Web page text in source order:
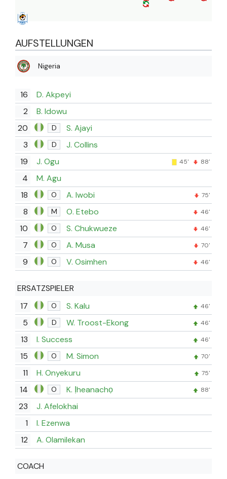
AUFSTELLUNGEN
Nigeria
16
D. Akpeyi
2
B. Idowu
20
D
S. Ajayi
3
D
J. Collins
19
J. Ogu 45' 88'
4
M. Agu
18
O A. Iwobi 75'
8 M O. Etebo 46'
10 O S. Chukwueze 46'
7 O A. Musa 70'
9 O V. Osimhen 46'
ERSATZSPIELER
17
O S. Kalu 46'
5 D W. Troost-Ekong 46'
13 I. Success 46'
15 O M. Simon 70'
11 H. Onyekuru 75'
14 O K. Ịheanachọ 88'
23
J. Afelokhai
1
I. Ezenwa
12
A. Olamilekan
COACH